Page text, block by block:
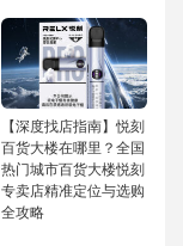
【深度找店指南】悦刻
百货大楼在哪里？全国
热门城市百货大楼悦刻
专卖店精准定位与选购
全攻略